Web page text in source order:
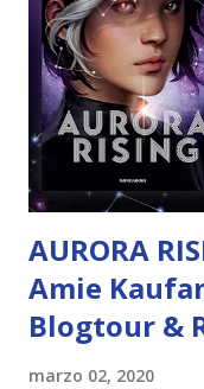
Jones (sorella) ,
pervenuta TEAM :
Jones, se non
correggo: il più figo
non-ci-posso-credere
noioso ...
AURORA
Amie
Blogtour &
marzo 02, 2020